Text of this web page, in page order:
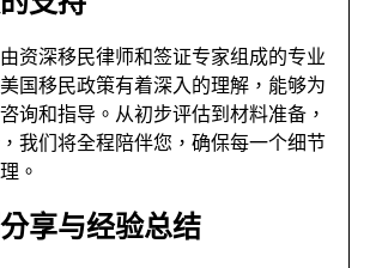
资深移民律师和签证专家组成的专业
国移民政策有着深入的理解，能够为
询和指导。从初步评估到材料准备，
我们将全程陪伴您，确保每一个细节
。
享与经验总结